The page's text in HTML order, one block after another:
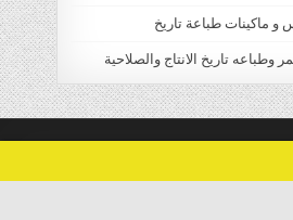
و ماكينات طباعة تاريخ
وطباعه تاريخ الانتاج والصلاحية